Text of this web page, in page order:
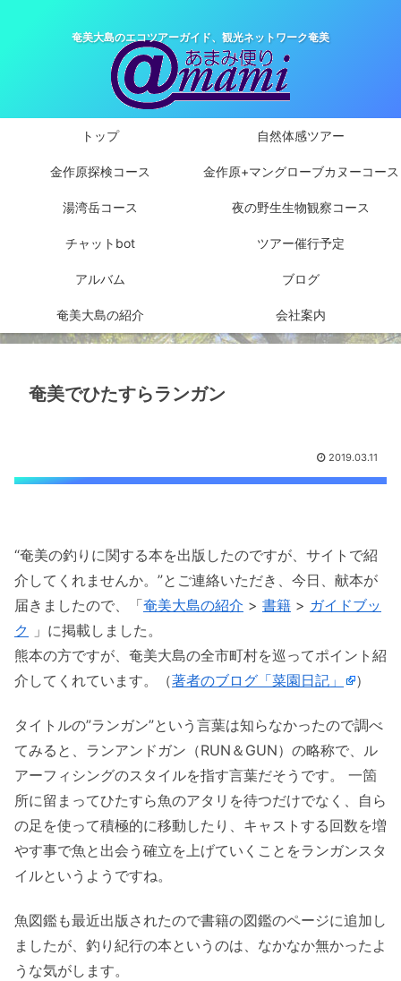
奄美大島のエコツアーガイド、観光ネットワーク奄美
トップ 自然体感ツアー
金作原探検コース 金作原+マングローブカヌーコース
湯湾岳コース 夜の野生生物観察コース
チャットbot ツアー催行予定
アルバム ブログ
奄美大島の紹介 会社案内
奄美でひたすらランガン
2019.03.11
“奄美の釣りに関する本を出版したのですが、サイトで紹
介してくれませんか。”とご連絡いただき、今日、献本が
届きましたので、「奄美大島の紹介 > 書籍 > ガイドブッ
ク 」に掲載しました。
熊本の方ですが、奄美大島の全市町村を巡ってポイント紹
介してくれています。（著者のブログ「菜園日記」 ）
タイトルの”ランガン”という言葉は知らなかったので調べ
てみると、ランアンドガン（RUN＆GUN）の略称で、ル
アーフィシングのスタイルを指す言葉だそうです。 一箇
所に留まってひたすら魚のアタリを待つだけでなく、自ら
の足を使って積極的に移動したり、キャストする回数を増
やす事で魚と出会う確立を上げていくことをランガンスタ
イルというようですね。
魚図鑑も最近出版されたので書籍の図鑑のページに追加し
ましたが、釣り紀行の本というのは、なかなか無かったよ
うな気がします。